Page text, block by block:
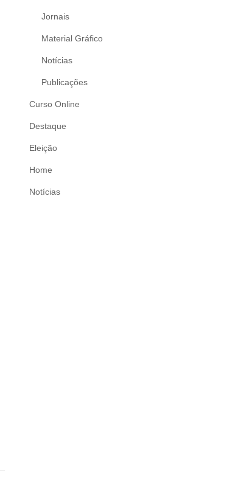
Jornais
Material Gráfico
Notícias
Publicações
Curso Online
Destaque
Eleição
Home
Notícias